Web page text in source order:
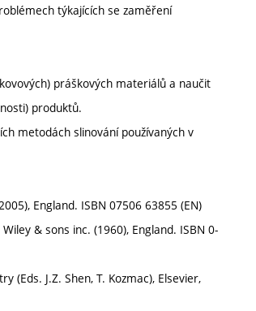
týkajících se zaměření
práškových materiálů a naučit
produktů.
metodách slinování používaných v
England. ISBN 07506 63855 (EN)
& sons inc. (1960), England. ISBN 0-
(Eds. J.Z. Shen, T. Kozmac), Elsevier,